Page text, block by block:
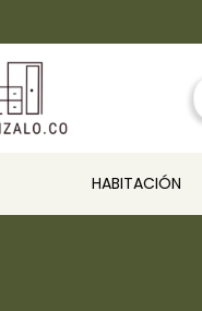
HABITACIÓN